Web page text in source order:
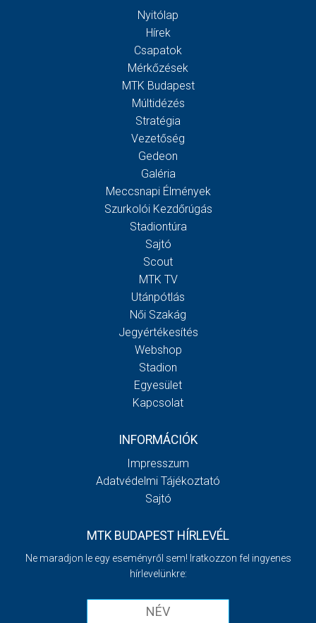
Nyitólap
Hírek
Csapatok
Mérkőzések
MTK Budapest
Múltidézés
Stratégia
Vezetőség
Gedeon
Galéria
Meccsnapi Élmények
Szurkolói Kezdőrúgás
Stadiontúra
Sajtó
Scout
MTK TV
Utánpótlás
Női Szakág
Jegyértékesítés
Webshop
Stadion
Egyesület
Kapcsolat
INFORMÁCIÓK
Impresszum
Adatvédelmi Tájékoztató
Sajtó
MTK BUDAPEST HÍRLEVÉL
Ne maradjon le egy eseményről sem! Iratkozzon fel ingyenes
hírlevelünkre: